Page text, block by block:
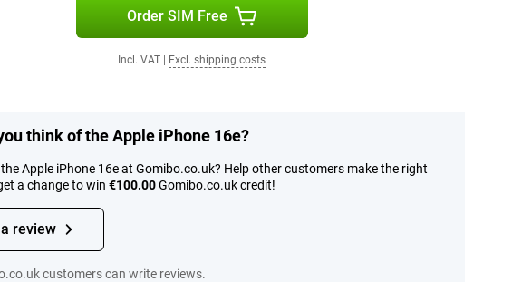
Order SIM Free
Incl. VAT Excl. shipping costs
think of the Apple iPhone 16e?
Apple iPhone 16e at Gomibo.co.uk? Help other customers make the right
a change to win €100.00Gomibo.co.uk credit!
review
customers can write reviews.